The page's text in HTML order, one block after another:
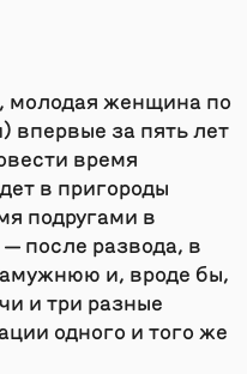
молодая женщина по
за пять лет
время
в пригороды
подругами в
после развода, в
и, вроде бы,
и три разные
одного и того же